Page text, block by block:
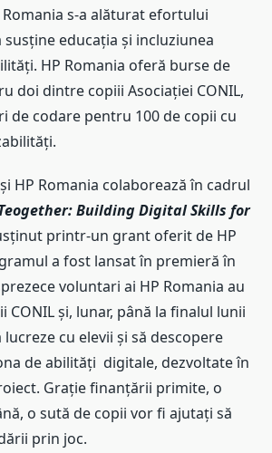
s-a alăturat efortului
educația și incluziunea
HP Romania oferă burse de
doi dintre copiii Asociației CONIL,
de codare pentru 100 de copii cu
HP Romania colaborează în cadrul
Building Digital Skills for
printr-un grant oferit de HP
a fost lansat în premieră în
voluntari ai HP Romania au
și, lunar, până la finalul lunii
cu elevii și să descopere
de abilități digitale, dezvoltate în
Grație finanțării primite, o
o sută de copii vor fi ajutați să
prin joc.